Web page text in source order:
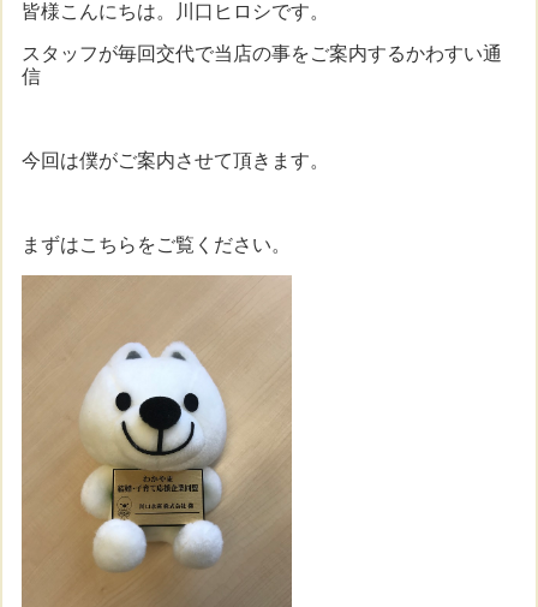
皆様こんにちは。川口ヒロシです。
スタッフが毎回交代で当店の事をご案内するかわすい通
信
今回は僕がご案内させて頂きます。
まずはこちらをご覧ください。